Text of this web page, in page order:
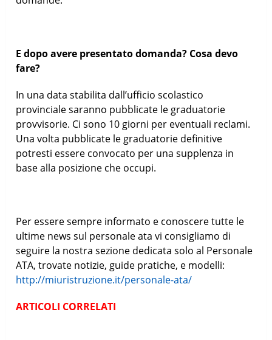
E dopo avere presentato domanda? Cosa devo
fare?
In una data stabilita dall’ufficio scolastico
provinciale saranno pubblicate le graduatorie
provvisorie. Ci sono 10 giorni per eventuali reclami.
Una volta pubblicate le graduatorie definitive
potresti essere convocato per una supplenza in
base alla posizione che occupi.
Per essere sempre informato e conoscere tutte le
ultime news sul personale ata vi consigliamo di
seguire la nostra sezione dedicata solo al Personale
ATA, trovate notizie, guide pratiche, e modelli:
http://miuristruzione.it/personale-ata/
ARTICOLI CORRELATI